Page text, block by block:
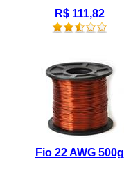
R$ 111,82
Fio 22 AWG 500g